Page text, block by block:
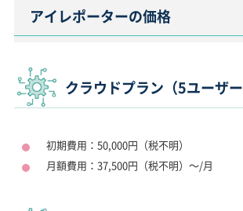
アイレポーターの価格
クラウドプラン（5ユーザー
初期費用：50,000円（税不明）
月額費用：37,500円（税不明）～/月